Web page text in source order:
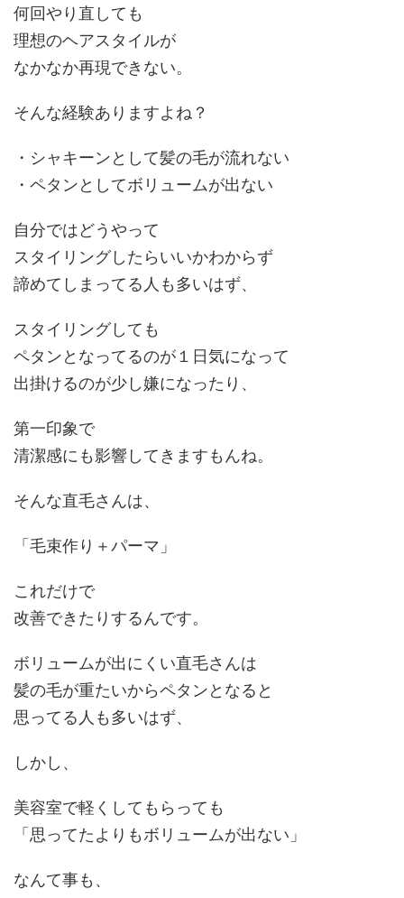
何回やり直しても
理想のヘアスタイルが
なかなか再現できない。
そんな経験ありますよね？
・シャキーンとして髪の毛が流れない
・ペタンとしてボリュームが出ない
自分ではどうやって
スタイリングしたらいいかわからず
諦めてしまってる人も多いはず、
スタイリングしても
ペタンとなってるのが１日気になって
出掛けるのが少し嫌になったり、
第一印象で
清潔感にも影響してきますもんね。
そんな直毛さんは、
「 毛束作り＋パーマ 」
これだけで
改善できたりするんです。
ボリュームが出にくい直毛さんは
髪の毛が重たいからペタンとなる と
思ってる人も多いはず、
しかし、
美容室で軽くしてもらっても
「思ってたよりもボリュームが出ない」
なんて事も、